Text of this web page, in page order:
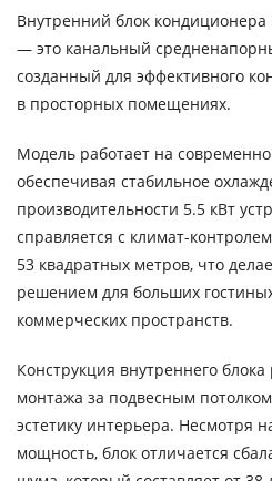
Внутренний блок кондиционера
— это канальный
созданный для эффективного
в просторных помещениях.
Модель работает на
обеспечивая стабильное
производительности 5.5 кВт
справляется с климат-
53 квадратных метров, что
решением для больших
коммерческих пространств.
Конструкция внутреннего
монтажа за подвесным
эстетику интерьера. Несмотря
мощность, блок отличается